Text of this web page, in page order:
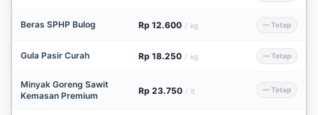
Beras SPHP Bulog Rp 12.600 / kg — Tetap
Gula Pasir Curah Rp 18.250 / kg — Tetap
Minyak Goreng Sawit
Kemasan Premium
Rp 23.750 / lt — Tetap